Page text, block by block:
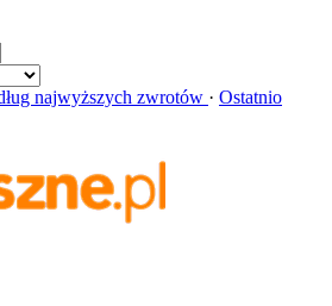
najwyższych zwrotów · Ostatnio